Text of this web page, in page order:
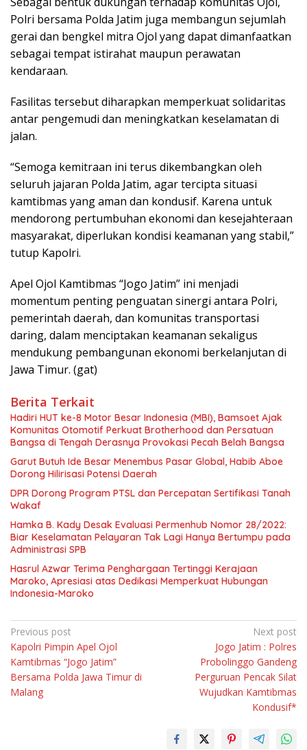
Polri bersama Polda Jatim juga membangun sejumlah
gerai dan bengkel mitra Ojol yang dapat dimanfaatkan
sebagai tempat istirahat maupun perawatan
kendaraan.
Fasilitas tersebut diharapkan memperkuat solidaritas
antar pengemudi dan meningkatkan keselamatan di
jalan.
“Semoga kemitraan ini terus dikembangkan oleh
seluruh jajaran Polda Jatim, agar tercipta situasi
kamtibmas yang aman dan kondusif. Karena untuk
mendorong pertumbuhan ekonomi dan kesejahteraan
masyarakat, diperlukan kondisi keamanan yang stabil,”
tutup Kapolri.
Apel Ojol Kamtibmas “Jogo Jatim” ini menjadi
momentum penting penguatan sinergi antara Polri,
pemerintah daerah, dan komunitas transportasi
daring, dalam menciptakan keamanan sekaligus
mendukung pembangunan ekonomi berkelanjutan di
Jawa Timur. (gat)
Berita Terkait
Hadiri HUT ke-8 Motor Besar Indonesia (MBI), Bamsoet Ajak
Komunitas Otomotif Perkuat Brotherhood dan Persatuan
Bangsa di Tengah Derasnya Provokasi Pecah Belah Bangsa
Garut Butuh Ide Besar Menembus Pasar Global, Habib Aboe
Dorong Hilirisasi Potensi Daerah
DPR Dorong Program PTSL dan Percepatan Sertifikasi Tanah
Wakaf
Hamka B. Kady Desak Evaluasi Permenhub Nomor 28/2022:
Biar Keselamatan Pelayaran Tak Lagi Hanya Bertumpu pada
Administrasi SPB
Hasrul Azwar Terima Penghargaan Tertinggi Kerajaan
Maroko, Apresiasi atas Dedikasi Memperkuat Hubungan
Indonesia-Maroko
Navigasi
pos
Previous post
Kapolri Pimpin Apel Ojol
Kamtibmas “Jogo Jatim”
Bersama Polda Jawa Timur di
Malang
Next post
Jogo Jatim : Polres
Probolinggo Gandeng
Perguruan Pencak Silat
Wujudkan Kamtibmas
Kondusif*